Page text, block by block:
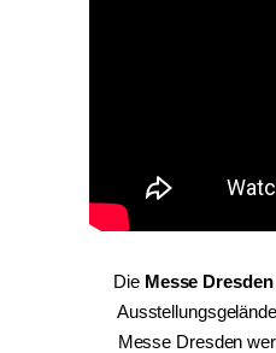
Die Messe Dresden
Messe Dresden